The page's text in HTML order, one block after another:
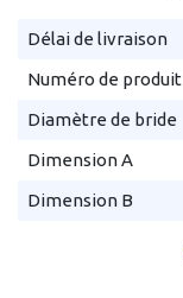
Délai de livraison
Numéro de produit
Diamètre de bride
Dimension A
Dimension B